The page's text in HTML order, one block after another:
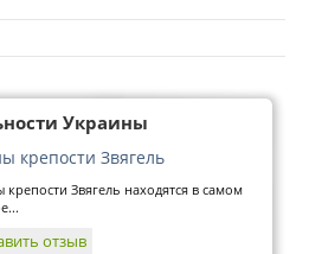
Украины
крепости Звягель
крепости Звягель находятся в самом
отзыв